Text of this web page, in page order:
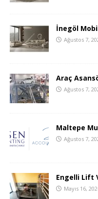
İnegöl
Ağustos 7,
Araç
Ağustos 7,
Maltepe
Ağustos 7,
Engelli Lift
Mayıs 16,